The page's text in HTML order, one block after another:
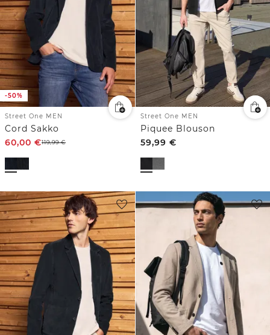
-50%
Street One MEN
Cord Sakko
60,00 €119,99€
Street One MEN
Piquee Blouson
59,99 €